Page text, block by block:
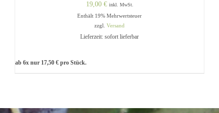
IN DEN WARENKORB
/
19,00 € inkl. MwSt.
Enthält 19% Mehrwertsteuer
zzgl. Versand
Lieferzeit: sofort lieferbar
ab 6x nur 17,50 € pro Stück.